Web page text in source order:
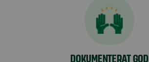
DOKUMENTERAT GOD